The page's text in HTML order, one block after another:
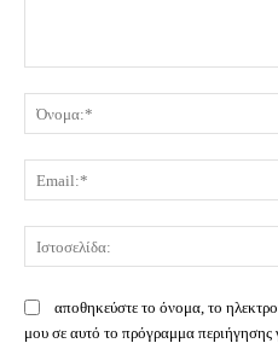
αποθηκεύστε το όνομα, το
μου σε αυτό το πρόγραμμα